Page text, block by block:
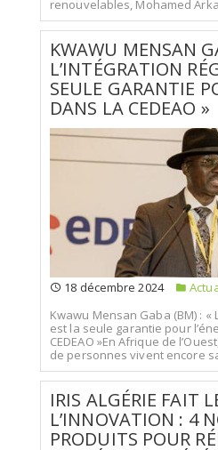
renouvelables, Mohamed
KWAWU MENSAN
L’INTÉGRATION
SEULE GARANTIE
DANS LA CEDEAO »
18 décembre 2024
Kwawu Mensan Gaba (BM) : «
est la seule garantie pour
CEDEAO »En Afrique de
de personnes vivent encore
IRIS ALGÉRIE FAIT
L’INNOVATION : 4
PRODUITS POUR